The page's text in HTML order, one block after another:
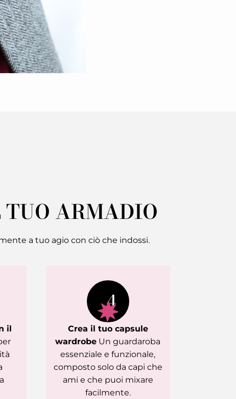
ARMADIO
a tuo agio con ciò che indossi.
il
4
Crea il tuo capsule
wardrobe Un guardaroba
essenziale e funzionale,
composto solo da capi che
ami e che puoi mixare
facilmente.